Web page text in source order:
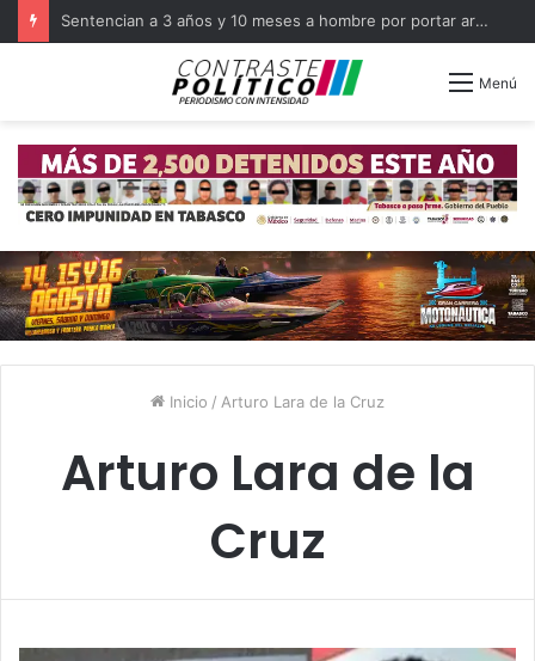
Sentencian a 3 años y 10 meses a hombre por portar arma en Balancán
Menú
Inicio / Arturo Lara de la Cruz
Arturo Lara de la
Cruz